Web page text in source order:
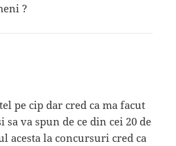
?
pe cip dar cred ca ma facut
sa va spun de ce din cei 20 de
acesta la concursuri cred ca